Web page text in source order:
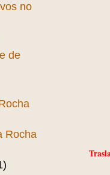
no
de
Rocha